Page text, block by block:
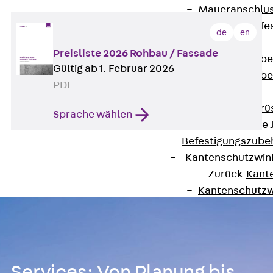
Gerüstschuhe
Zurück
de en
Preisliste 2026 Rohbau / Fassade
Gültig ab 1. Februar 2026
PDF
Sprache wählen